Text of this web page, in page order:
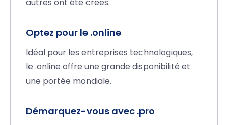
Optez pour le .online
Idéal pour les entreprises technologiques,
le .online offre une grande disponibilité et
une portée mondiale.
Démarquez-vous avec .pro